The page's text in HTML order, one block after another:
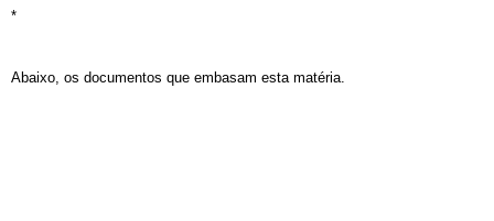
*
Abaixo, os documentos que embasam esta matéria.